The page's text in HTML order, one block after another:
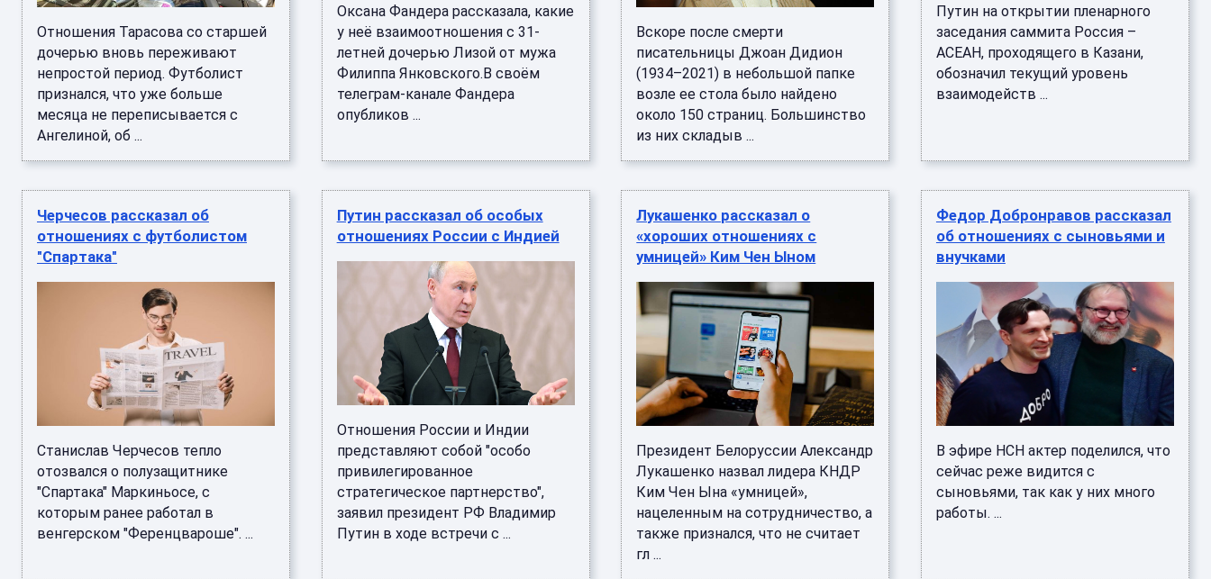
Отношения Тарасова со старшей
дочерью вновь переживают
непростой период. Футболист
признался, что уже больше
месяца не переписывается с
Ангелиной, об ...
Оксана Фандера рассказала, какие
у неё взаимоотношения с 31-
летней дочерью Лизой от мужа
Филиппа Янковского.В своём
телеграм-канале Фандера
опубликов ...
Вскоре после смерти
писательницы Джоан Дидион
(1934–2021) в небольшой папке
возле ее стола было найдено
около 150 страниц. Большинство
из них складыв ...
Путин на открытии пленарного
заседания саммита Россия –
АСЕАН, проходящего в Казани,
обозначил текущий уровень
взаимодейств ...
Черчесов рассказал об
отношениях с футболистом
"Спартака"
Станислав Черчесов тепло
отозвался о полузащитнике
"Спартака" Маркиньосе, с
которым ранее работал в
венгерском "Ференцвароше". ...
Путин рассказал об особых
отношениях России с Индией
Отношения России и Индии
представляют собой "особо
привилегированное
стратегическое партнерство",
заявил президент РФ Владимир
Путин в ходе встречи с ...
Лукашенко рассказал о
«хороших отношениях с
умницей» Ким Чен Ыном
Президент Белоруссии Александр
Лукашенко назвал лидера КНДР
Ким Чен Ына «умницей»,
нацеленным на сотрудничество, а
также признался, что не считает
гл ...
Федор Добронравов рассказал
об отношениях с сыновьями и
внучками
В эфире НСН актер поделился, что
сейчас реже видится с
сыновьями, так как у них много
работы. ...